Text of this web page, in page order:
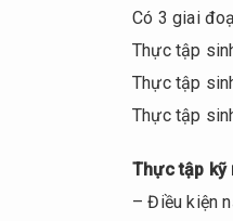
bị và
lời
cho
ứng
3.1.
Có 3 giai
Thực tập
Thực tập
Thực tập
Thực tập kỹ
– Điều kiện